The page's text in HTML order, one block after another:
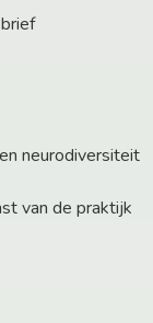
neurodiversiteit
van de praktijk